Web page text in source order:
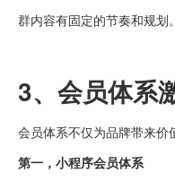
群内容有固定的节奏和规划。
3、会员体系
会员体系不仅为品牌带来价
第一， 小程序会员体系